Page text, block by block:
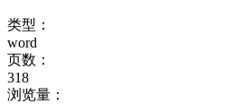
类型：
word
页数：
318
浏览量：